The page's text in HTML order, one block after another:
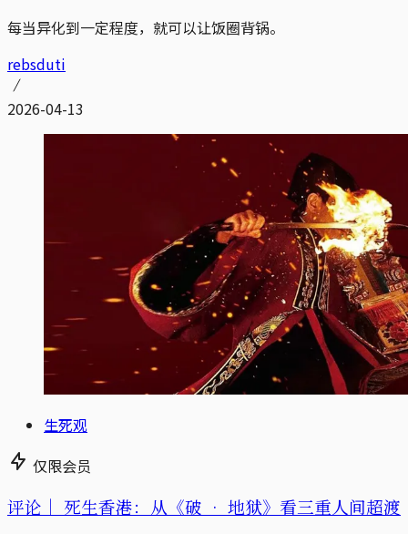
每当异化到一定程度，就可以让饭圈背锅。
rebsduti
2026-04-13
生死观
仅限会员
评论｜ 死生香港：从《破 • 地狱》看三重人间超渡